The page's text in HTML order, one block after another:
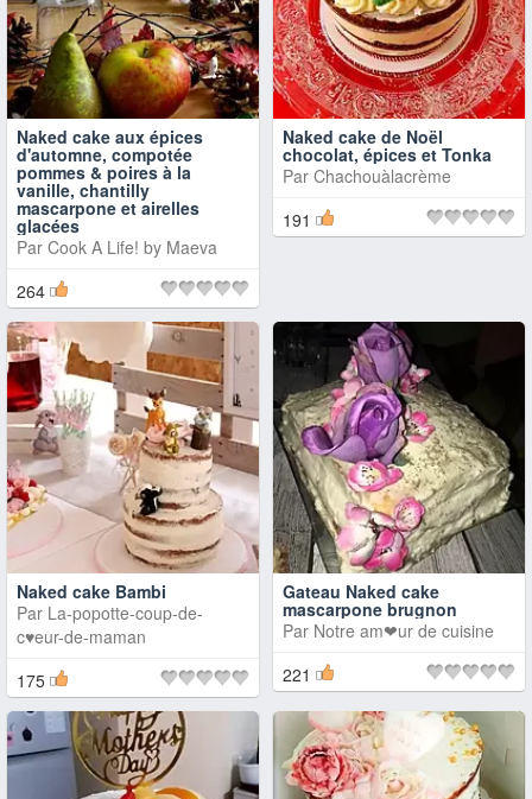
Naked cake aux épices
d'automne, compotée
pommes & poires à la
vanille, chantilly
mascarpone et airelles
glacées
Par Cook A Life! by Maeva
264
Naked cake de Noël
chocolat, épices et Tonka
Par Chachouàlacrème
191
Naked cake Bambi
Par La-popotte-coup-de-
c♥eur-de-maman
175
Gateau Naked cake
mascarpone brugnon
Par Notre am❤ur de cuisine
221